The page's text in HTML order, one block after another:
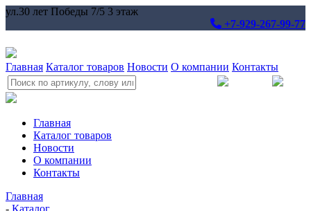
ул.30 лет Победы 7/5 3 этаж
+7-929-267-99-77
Главная Каталог товаров Новости О компании Контакты
Главная
Каталог товаров
Новости
О компании
Контакты
Главная
- Каталог